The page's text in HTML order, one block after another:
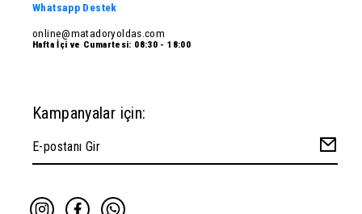
Whatsapp Destek
online@matadoryoldas.com
Hafta İçi ve Cumartesi: 08:30 - 18:00
Kampanyalar için: